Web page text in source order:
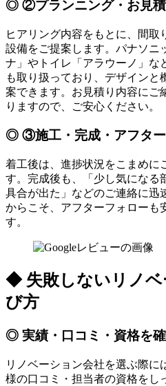
◎ ②プランニング・お見積
ヒアリング内容をもとに、間取
設備をご提案します。パナソニ
ナ」やトイレ「アラウーノ」な
も取り扱っており、デザインと
案できます。お見積り内容にご
りますので、ご安心ください。
◎ ③施工・完成・アフタ
着工後は、進捗状況をこまめに
す。完成後も、「少し気になる
具合が出た」などのご連絡に迅
からこそ、アフターフォローも
す。
◆ 失敗しないリノベ
び方
◎ 実績・口コミ・資格を
リノベーション会社を選ぶ際に
様の口コミ・担当者の資格をし